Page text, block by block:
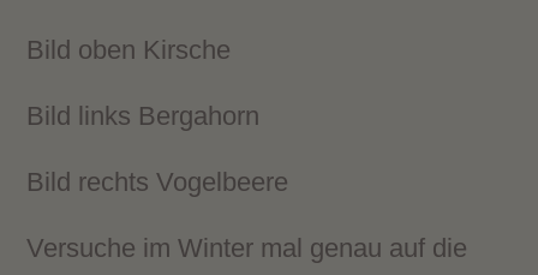
Bild oben Kirsche
Bild links Bergahorn
Bild rechts Vogelbeere
Versuche im Winter mal genau auf die